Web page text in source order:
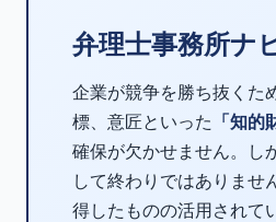
弁理士事務所ナ
企業が競争を勝ち抜くた
標、意匠といった 「知的
確保が欠かせません。し
して終わりではありませ
得したものの活用されて